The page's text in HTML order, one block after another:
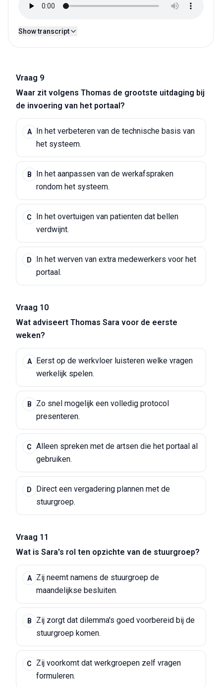
Show transcript
Vraag 9
Waar zit volgens Thomas de grootste uitdaging bij
de invoering van het portaal?
A
In het verbeteren van de technische basis van
het systeem.
B
In het aanpassen van de werkafspraken
rondom het systeem.
C
In het overtuigen van patienten dat bellen
verdwijnt.
D
In het werven van extra medewerkers voor het
portaal.
Vraag 10
Wat adviseert Thomas Sara voor de eerste
weken?
A
Eerst op de werkvloer luisteren welke vragen
werkelijk spelen.
B
Zo snel mogelijk een volledig protocol
presenteren.
C
Alleen spreken met de artsen die het portaal al
gebruiken.
D
Direct een vergadering plannen met de
stuurgroep.
Vraag 11
Wat is Sara's rol ten opzichte van de stuurgroep?
A
Zij neemt namens de stuurgroep de
maandelijkse besluiten.
B
Zij zorgt dat dilemma's goed voorbereid bij de
stuurgroep komen.
C
Zij voorkomt dat werkgroepen zelf vragen
formuleren.